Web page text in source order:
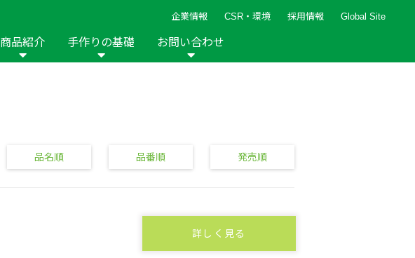
企業情報 CSR・環境 採用情報 Global Site
2013年 2012年
糸の手芸
商品紹介 手作りの基礎 お問い合わせ
品名順 品番順 発売順
詳しく見る